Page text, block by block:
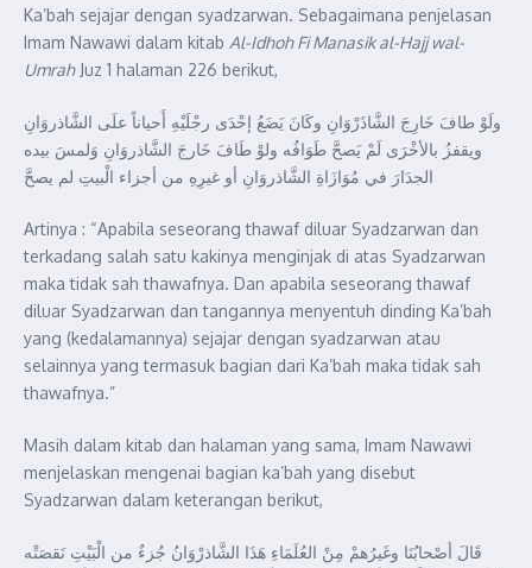
Ka’bah sejajar dengan syadzarwan. Sebagaimana penjelasan
Imam Nawawi dalam kitab Al-Idhoh Fi Manasik al-Hajj wal-
UmrahJuz 1 halaman 226 berikut,
ولَوْ طافَ خَارِجَ الشَّاذَرْوَانِ وكَانَ يَضَعُ إحْدَى رجْلَيْهِ أَحياناً علَى الشَّاذروَانِ
ويقفزُ بالأخْرَى لَمْ يَصحَّ طَوَافُه ولوْ طَافَ خَارجَ الشَّاذروَانِ وَلمسَ بيده
الجدَارَ في مُوَازَاةِ الشَّاذروَانِ أو غيرِهِ من أجزاء الْبيتِ لم يصحَّ
Artinya : “Apabila seseorang thawaf diluar Syadzarwan dan
terkadang salah satu kakinya menginjak di atas Syadzarwan
maka tidak sah thawafnya. Dan apabila seseorang thawaf
diluar Syadzarwan dan tangannya menyentuh dinding Ka’bah
yang (kedalamannya) sejajar dengan syadzarwan atau
selainnya yang termasuk bagian dari Ka’bah maka tidak sah
thawafnya.”
Masih dalam kitab dan halaman yang sama, Imam Nawawi
menjelaskan mengenai bagian ka’bah yang disebut
Syadzarwan dalam keterangan berikut,
قَالَ أصْحابُنَا وغَيرُهمْ مِنْ العُلَمَاءِ هَذَا الشَّاذرْوَانُ جُزءٌ من الْبَيْتِ نَقصَتْه